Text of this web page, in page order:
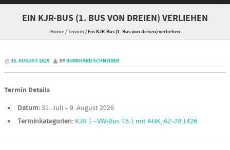
EIN KJR-BUS (1. BUS VON DREIEN) VERLIEHEN
Home/Termin /Ein KJR-Bus (1. Bus von dreien) verliehen
26. AUGUST 2025 BYBURKHARD SCHNEIDER
Termin Details
Datum:31. Juli– 9. August 2026
Terminkategorien: KJR 1 - VW-Bus T6.1 mit AHK, AZ-JR 1426